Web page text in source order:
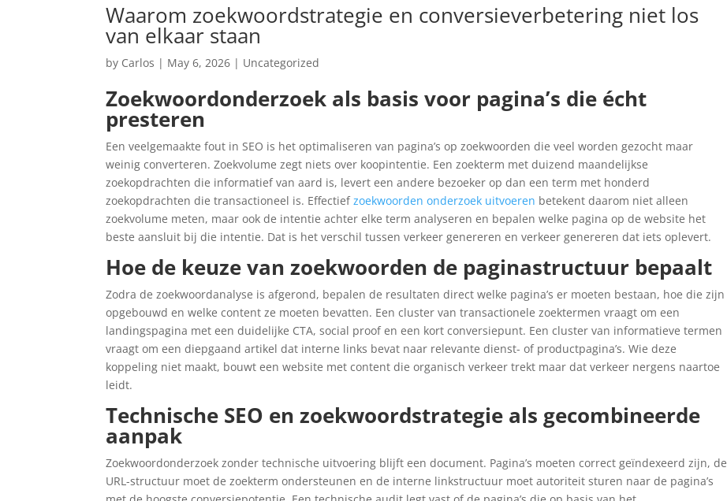
Waarom zoekwoordstrategie en conversieverbetering niet los
van elkaar staan
by Carlos | May 6, 2026 | Uncategorized
Zoekwoordonderzoek als basis voor pagina’s die écht
presteren
Een veelgemaakte fout in SEO is het optimaliseren van pagina’s op zoekwoorden die veel worden gezocht maar
weinig converteren. Zoekvolume zegt niets over koopintentie. Een zoekterm met duizend maandelijkse
zoekopdrachten die informatief van aard is, levert een andere bezoeker op dan een term met honderd
zoekopdrachten die transactioneel is. Effectief zoekwoorden onderzoek uitvoeren betekent daarom niet alleen
zoekvolume meten, maar ook de intentie achter elke term analyseren en bepalen welke pagina op de website het
beste aansluit bij die intentie. Dat is het verschil tussen verkeer genereren en verkeer genereren dat iets oplevert.
Hoe de keuze van zoekwoorden de paginastructuur bepaalt
Zodra de zoekwoordanalyse is afgerond, bepalen de resultaten direct welke pagina’s er moeten bestaan, hoe die zijn
opgebouwd en welke content ze moeten bevatten. Een cluster van transactionele zoektermen vraagt om een
landingspagina met een duidelijke CTA, social proof en een kort conversiepunt. Een cluster van informatieve termen
vraagt om een diepgaand artikel dat interne links bevat naar relevante dienst- of productpagina’s. Wie deze
koppeling niet maakt, bouwt een website met content die organisch verkeer trekt maar dat verkeer nergens naartoe
leidt.
Technische SEO en zoekwoordstrategie als gecombineerde
aanpak
Zoekwoordonderzoek zonder technische uitvoering blijft een document. Pagina’s moeten correct geïndexeerd zijn, de
URL-structuur moet de zoekterm ondersteunen en de interne linkstructuur moet autoriteit sturen naar de pagina’s